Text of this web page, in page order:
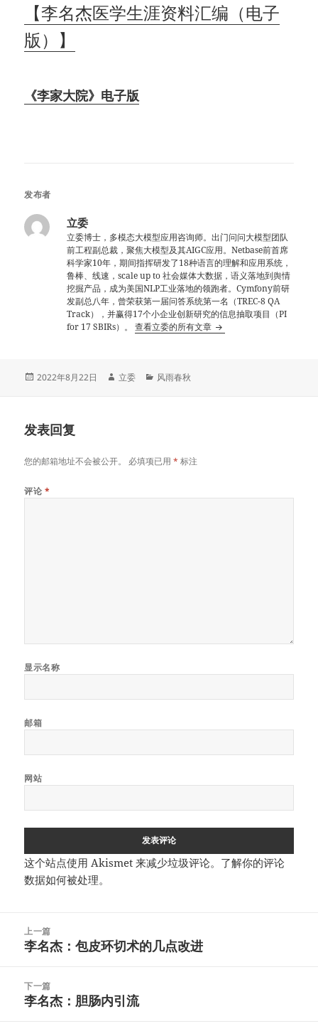
【李名杰医学生涯资料汇编（电子
版）】
《李家大院》电子版
发布者
立委
立委博士，多模态大模型应用咨询师。出门问问大模型团队
前工程副总裁，聚焦大模型及其AIGC应用。Netbase前首席
科学家10年，期间指挥研发了18种语言的理解和应用系统，
鲁棒、线速，scale up to 社会媒体大数据，语义落地到舆情
挖掘产品，成为美国NLP工业落地的领跑者。Cymfony前研
发副总八年，曾荣获第一届问答系统第一名（TREC-8 QA
Track），并赢得17个小企业创新研究的信息抽取项目（PI
for 17 SBIRs）。查看立委的所有文章
发
2022年8月22日
作
立委
分
风雨春秋
发表回复
您的邮箱地址不会被公开。 必填项已用* 标注
评论 *
显示名称
邮箱
网站
这个站点使用 Akismet 来减少垃圾评论。 了解你的评论
数据如何被处理。
上一篇
上
文
章：
李名杰：包皮环切术的几点改进
下一篇
下
李名杰：胆肠内引流